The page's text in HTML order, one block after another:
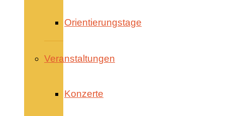
Orientierungstage
Veranstaltungen
Konzerte